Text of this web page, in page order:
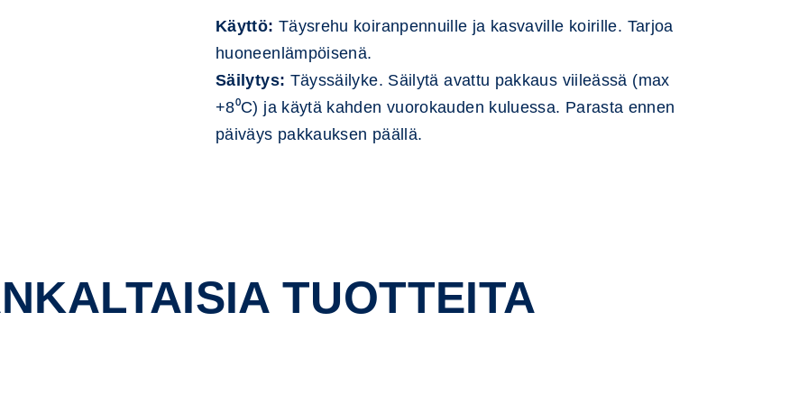
Käyttö: Täysrehu koiranpennuille ja kasvaville koirille. Tarjoa
huoneenlämpöisenä.
Säilytys: Täyssäilyke. Säilytä avattu pakkaus viileässä (max
+8⁰C) ja käytä kahden vuorokauden kuluessa. Parasta ennen
päiväys pakkauksen päällä.
TUOTTEITA